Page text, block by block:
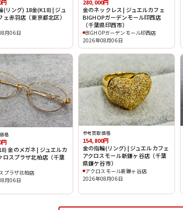
(リング) 18金(K18) | ジュ
ェ赤羽店（東京都北区）
月06日
280,000円
金のネックレス | ジュエルカフェ
BIGHOPガーデンモール印西店
（千葉県印西市）
BIGHOPガーデンモール印西店
2026年08月06日
格
金のメガネ | ジュエルカ
ロスプラザ北柏店（千葉
プラザ北柏店
月06日
参考買取価格
154,800円
金の指輪(リング) | ジュエルカフェ
アクロスモール新鎌ヶ谷店（千葉
県鎌ケ谷市）
アクロスモール新鎌ヶ谷店
2026年08月06日